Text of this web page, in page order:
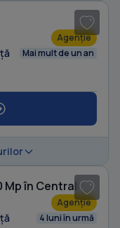
Agenție
Mai mult de un an
Mp în Central
Agenție
4 luni în urmă